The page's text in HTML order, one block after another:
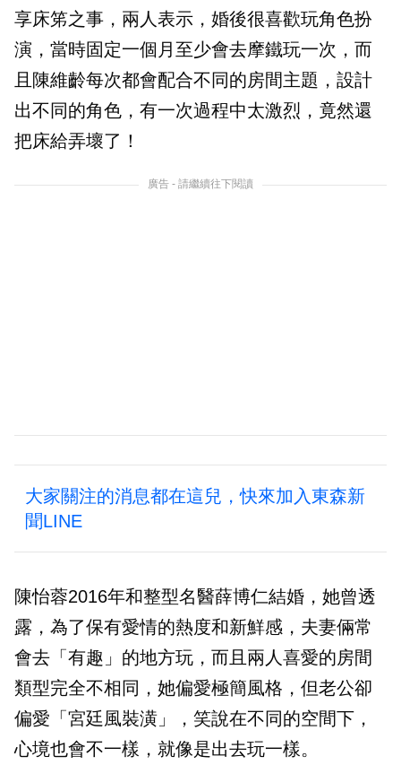
享床笫之事，兩人表示，婚後很喜歡玩角色扮
演，當時固定一個月至少會去摩鐵玩一次，而
且陳維齡每次都會配合不同的房間主題，設計
出不同的角色，有一次過程中太激烈，竟然還
把床給弄壞了！
廣告 - 請繼續往下閱讀
大家關注的消息都在這兒，快來加入東森新
聞LINE
陳怡蓉2016年和整型名醫薛博仁結婚，她曾透
露，為了保有愛情的熱度和新鮮感，夫妻倆常
會去「有趣」的地方玩，而且兩人喜愛的房間
類型完全不相同，她偏愛極簡風格，但老公卻
偏愛「宮廷風裝潢」，笑說在不同的空間下，
心境也會不一樣，就像是出去玩一樣。